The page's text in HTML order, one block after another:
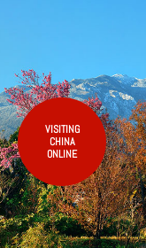
VISITING
CHINA
ONLINE